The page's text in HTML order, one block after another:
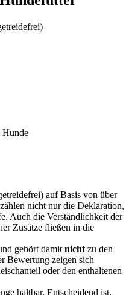
Hunde
auf Basis von über
nicht nur die Deklaration,
Auch die Verständlichkeit der
Zusätze fließen in die
gehört damit nicht zu den
Bewertung zeigen sich
oder den enthaltenen
haltbar. Entscheidend ist,